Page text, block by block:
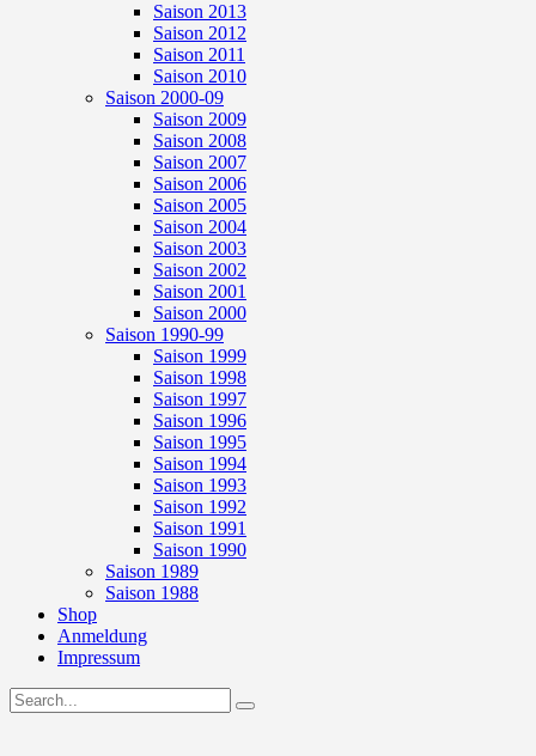
Saison 2013
Saison 2012
Saison 2011
Saison 2010
Saison 2000-09
Saison 2009
Saison 2008
Saison 2007
Saison 2006
Saison 2005
Saison 2004
Saison 2003
Saison 2002
Saison 2001
Saison 2000
Saison 1990-99
Saison 1999
Saison 1998
Saison 1997
Saison 1996
Saison 1995
Saison 1994
Saison 1993
Saison 1992
Saison 1991
Saison 1990
Saison 1989
Saison 1988
Shop
Anmeldung
Impressum